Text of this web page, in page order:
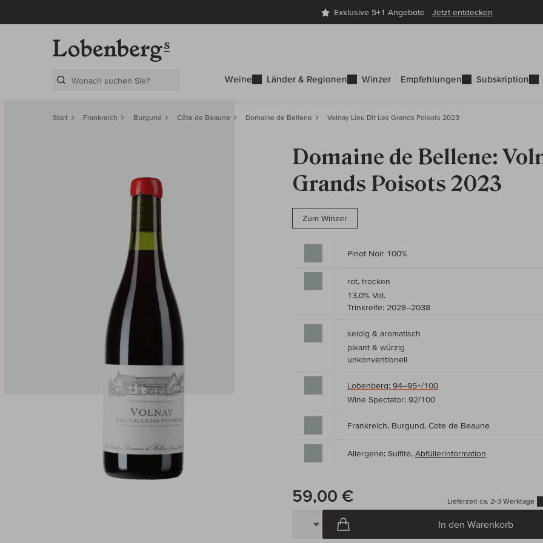
Exklusive 5+1 Angebote Jetzt entdecken
Weine Länder & Regionen Winzer Empfehlungen Subskription
Start Frankreich Burgund Côte de Beaune Domaine de Bellene Volnay Lieu Dit Les Grands Poisots 2023
Domaine de Bellene:
Grands Poisots 2023
Zum Winzer
Pinot Noir 100%
rot, trocken
13,0% Vol.
Trinkreife: 2028–2038
seidig & aromatisch
pikant & würzig
unkonventionell
Lobenberg: 94–95+/100
Wine Spectator: 92/100
Frankreich, Burgund, Cote de Beaune
Allergene: Sulfite, Abfüllerinformation
59,00 € Lieferzeit ca. 2-3 Werktage
In den Warenkorb